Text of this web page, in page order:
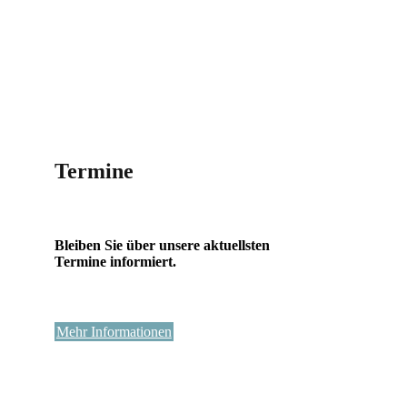
Termine
Bleiben Sie über unsere aktuellsten
Termine informiert.
Mehr Informationen